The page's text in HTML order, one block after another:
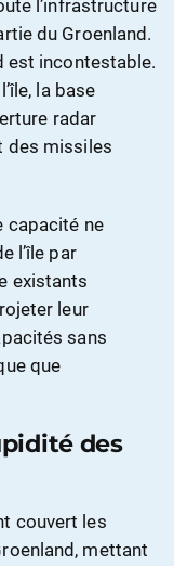
l’infrastructure
du Groenland.
est incontestable.
la base
radar
des missiles
capacité ne
l’île par
existants
leur
sans
que
des
couvert les
mettant